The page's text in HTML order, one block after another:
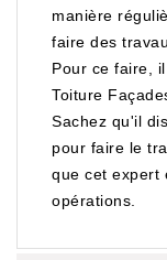
manière
faire des
Pour ce faire,
Toiture
Sachez qu'il
pour faire le
que cet expert
opérations.